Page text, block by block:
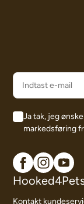
Ja tak, jeg
markedsføring
Kontakt